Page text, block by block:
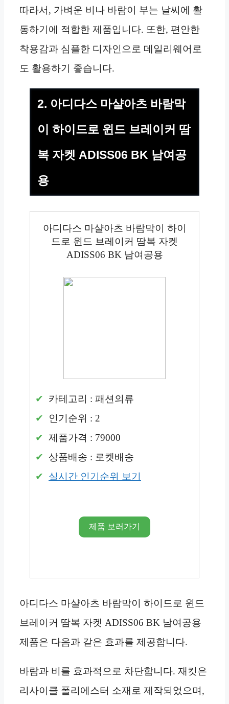
따라서, 가벼운 비나 바람이 부는 날씨에 활
동하기에 적합한 제품입니다. 또한, 편안한
착용감과 심플한 디자인으로 데일리웨어로
도 활용하기 좋습니다.
2. 아디다스 마샬아츠 바람막
이 하이드로 윈드 브레이커 땀
복 자켓 ADISS06 BK 남여공
용
아디다스 마샬아츠 바람막이 하이
드로 윈드 브레이커 땀복 자켓
ADISS06 BK 남여공용
카테고리 : 패션의류
인기순위 : 2
제품가격 : 79000
상품배송 : 로켓배송
실시간 인기순위 보기
제품 보러가기
아디다스 마샬아츠 바람막이 하이드로 윈드
브레이커 땀복 자켓 ADISS06 BK 남여공용
제품은 다음과 같은 효과를 제공합니다.
바람과 비를 효과적으로 차단합니다. 재킷은
리사이클 폴리에스터 소재로 제작되었으며,